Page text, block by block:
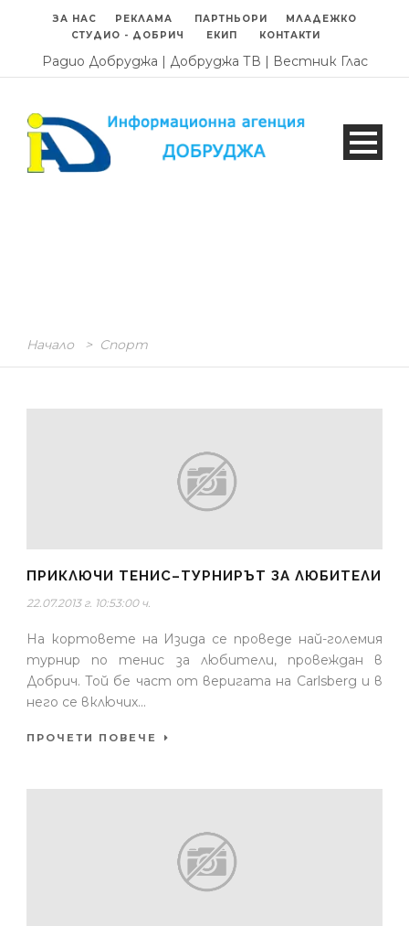
ЗА НАС РЕКЛАМА ПАРТНЬОРИ
МЛАДЕЖКО
СТУДИО - ДОБРИЧ
ЕКИП КОНТАКТИ
Радио Добруджа | Добруджа ТВ | Вестник Глас
Начало > Спорт
ПРИКЛЮЧИ ТЕНИС–ТУРНИРЪТ ЗА ЛЮБИТЕЛИ
22.07.2013 г. 10:53:00 ч.
На кортовете на Изида се проведе най-големия
турнир по тенис за любители, провеждан в
Добрич. Той бе част от веригата на Carlsberg и в
него се включих...
ПРОЧЕТИ ПОВЕЧЕ